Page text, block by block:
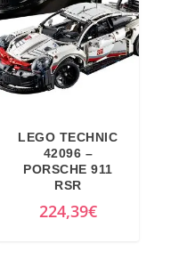
LEGO TECHNIC
42096 –
PORSCHE 911
RSR
224,39€